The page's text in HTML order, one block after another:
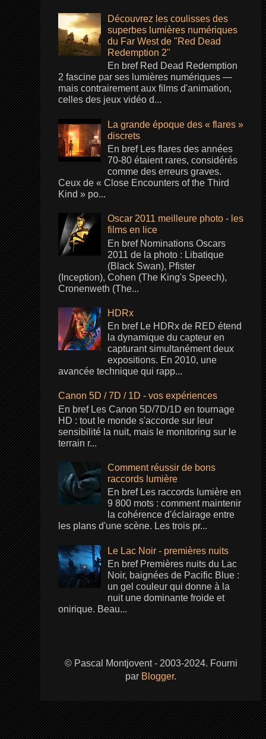
Découvrez les coulisses des
superbes lumières numériques
du Far West de "Red Dead
Redemption 2"
En bref Red Dead Redemption
2 fascine par ses lumières numériques —
mais contrairement aux films d'animation,
celles des jeux vidéo d...
La grande époque des « flares »
discrets
En bref Les flares des années
70-80 étaient rares, considérés
comme des erreurs graves.
Ceux de « Close Encounters of the Third
Kind » po...
Oscar 2011 meilleure photo - les
films en lice
En bref Nominations Oscars
2011 de la photo : Libatique
(Black Swan), Pfister
(Inception), Cohen (The King's Speech),
Cronenweth (The...
HDRx
En bref Le HDRx de RED étend
la dynamique du capteur en
capturant simultanément deux
expositions. En 2010, une
avancée technique qui rapp...
Canon 5D / 7D / 1D - vos expériences
En bref Les Canon 5D/7D/1D en tournage
HD : tout le monde s'accorde sur leur
sensibilité la nuit, mais le monitoring sur le
terrain r...
Comment réussir de bons
raccords lumière
En bref Les raccords lumière en
9 800 mots : comment maintenir
la cohérence d'éclairage entre
les plans d'une scène. Les trois pr...
Le Lac Noir - premières nuits
En bref Premières nuits du Lac
Noir, baignées de Pacific Blue :
un gel couleur qui donne à la
nuit une dominante froide et
onirique. Beau...
© Pascal Montjovent - 2003-2024. Fourni
par Blogger.